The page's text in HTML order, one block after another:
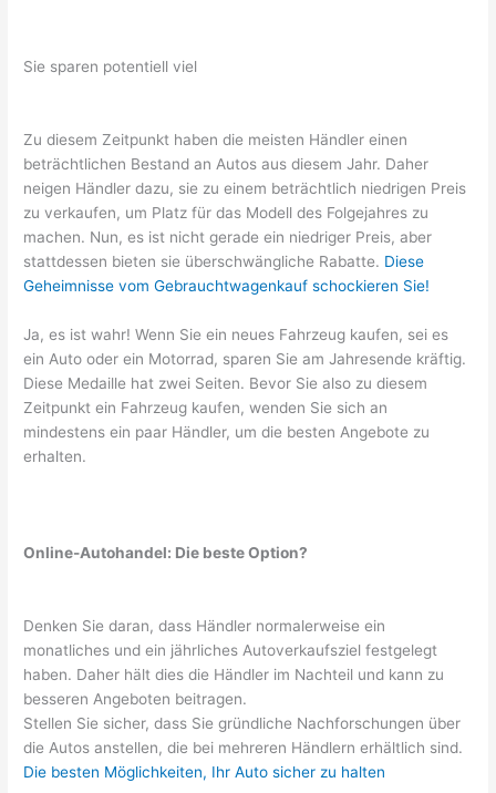
Sie sparen potentiell viel
Zu diesem Zeitpunkt haben die meisten Händler einen
beträchtlichen Bestand an Autos aus diesem Jahr. Daher
neigen Händler dazu, sie zu einem beträchtlich niedrigen Preis
zu verkaufen, um Platz für das Modell des Folgejahres zu
machen. Nun, es ist nicht gerade ein niedriger Preis, aber
stattdessen bieten sie überschwängliche Rabatte. Diese
Geheimnisse vom Gebrauchtwagenkauf schockieren Sie!
Ja, es ist wahr! Wenn Sie ein neues Fahrzeug kaufen, sei es
ein Auto oder ein Motorrad, sparen Sie am Jahresende kräftig.
Diese Medaille hat zwei Seiten. Bevor Sie also zu diesem
Zeitpunkt ein Fahrzeug kaufen, wenden Sie sich an
mindestens ein paar Händler, um die besten Angebote zu
erhalten.
Online-Autohandel: Die beste Option?
Denken Sie daran, dass Händler normalerweise ein
monatliches und ein jährliches Autoverkaufsziel festgelegt
haben. Daher hält dies die Händler im Nachteil und kann zu
besseren Angeboten beitragen.
Stellen Sie sicher, dass Sie gründliche Nachforschungen über
die Autos anstellen, die bei mehreren Händlern erhältlich sind.
Die besten Möglichkeiten, Ihr Auto sicher zu halten